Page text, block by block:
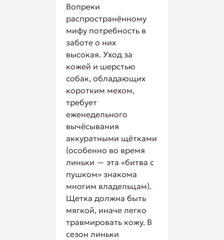
Вопреки
распространённому
мифу потребность в
заботе о них
высокая. Уход за
кожей и шерстью
собак, обладающих
коротким мехом,
требует
еженедельного
вычёсывания
аккуратными щётками
(особенно во время
линьки — эта «битва с
пушком» знакома
многим владельцам).
Щетка должна быть
мягкой, иначе легко
травмировать кожу. В
сезон линьки